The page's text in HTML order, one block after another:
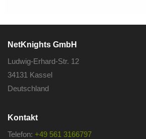
NetKnights GmbH
Ludwig-Erhard-Str. 12
34131 Kassel
Deutschland
Kontakt
Telefon: +49 561 3166797